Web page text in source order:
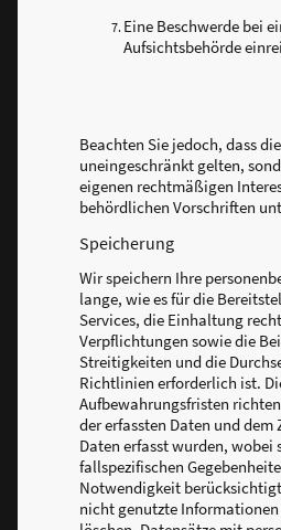
Eine Beschwerde bei
Aufsichtsbehörde
Beachten Sie jedoch, dass
uneingeschränkt gelten,
eigenen rechtmäßigen
behördlichen Vorschriften
Speicherung
Wir speichern Ihre
lange, wie es für die
Services, die Einhaltung
Verpflichtungen sowie die
Streitigkeiten und die
Richtlinien erforderlich ist.
Aufbewahrungsfristen
der erfassten Daten und dem
Daten erfasst wurden, wobei
fallspezifischen
Notwendigkeit
nicht genutzte